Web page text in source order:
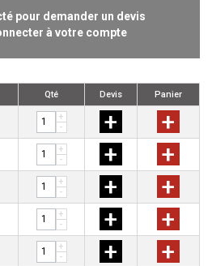
pour demander un devis
à votre compte
Qté Devis Panier
+
-
+ +
+
-
+ +
+
-
+ +
+
-
+ +
+
-
+ +